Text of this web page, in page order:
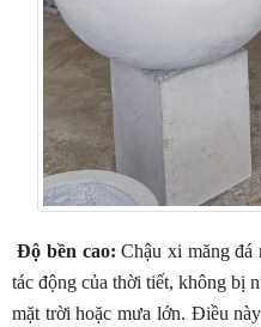
Độ bền cao: Chậu xi măng đá
tác động của thời tiết, không bị
mặt trời hoặc mưa lớn. Điều